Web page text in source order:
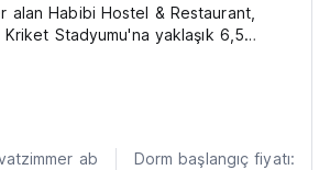
alan Habibi Hostel & Restaurant,
Kriket Stadyumu'na yaklaşık 6,5
ab Dorm başlangıç fiyatı: